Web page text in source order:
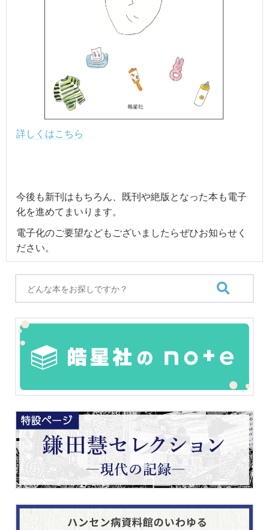
詳しくはこちら
今後も新刊はもちろん、既刊や絶版となった本も電子
化を進めてまいります。
電子化のご要望などもございましたらぜひお知らせく
ださい。